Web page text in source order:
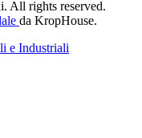
All rights reserved.
da KropHouse.